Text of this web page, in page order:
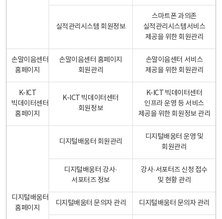
실적관리시스템 회원정보
스마트폰 과의존
실적관리시스템서비스
제공을 위한 회원관리
손말이음센터
홈페이지
손말이음센터 홈페이지
회원관리
손말이음센터 서비스
제공을 위한 회원관리
K-ICT
빅데이터센터
홈페이지
K-ICT 빅데이터센터
회원정보
K-ICT 빅데이터센터
인프라 운영 등 서비스
제공을 위한 회원정보 관리
디지털배움터
홈페이지
디지털배움터 회원관리
디지털배움터 운영 및
회원관리
디지털배움터 강사·
서포터즈 정보
강사·서포터즈 신청 접수
및 현황 관리
디지털배움터 문의자 관리 디지털배움터 문의자 관리